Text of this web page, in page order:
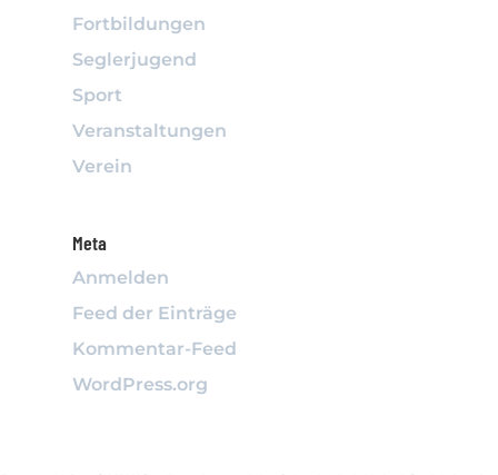
Fortbildungen
Seglerjugend
Sport
Veranstaltungen
Verein
Meta
Anmelden
Feed der Einträge
Kommentar-Feed
WordPress.org